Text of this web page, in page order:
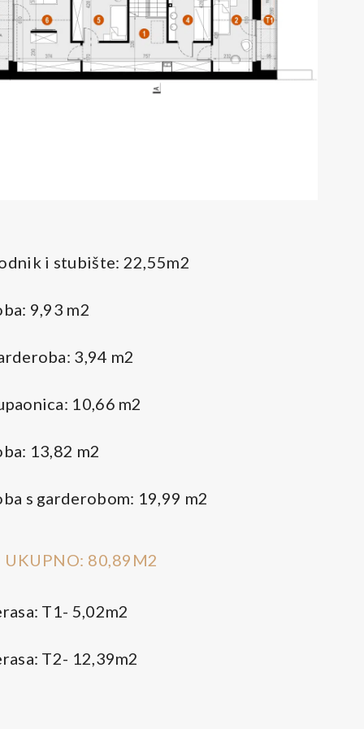
i stubište: 22,55m2
9,93 m2
3,94 m2
10,66 m2
13,82 m2
s garderobom: 19,99 m2
UKUPNO: 80,89M2
T1- 5,02m2
T2- 12,39m2